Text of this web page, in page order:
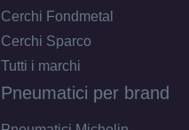
Cerchi Fondmetal
Cerchi Sparco
Tutti i marchi
Pneumatici per brand